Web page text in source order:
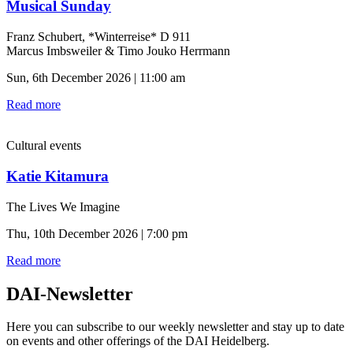
Musical Sunday
Franz Schubert, *Winterreise* D 911
Marcus Imbsweiler & Timo Jouko Herrmann
Sun, 6th December 2026 | 11:00 am
Read more
Cultural events
Katie Kitamura
The Lives We Imagine
Thu, 10th December 2026 | 7:00 pm
Read more
DAI-Newsletter
Here you can subscribe to our weekly newsletter and stay up to date
on events and other offerings of the DAI Heidelberg.